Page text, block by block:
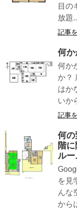
目の
放題
記事
何か
何か
か？
はか
いか
記事
何の
階
ルー
を見
んな
から